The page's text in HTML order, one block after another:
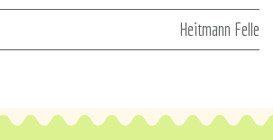
Heitmann Felle